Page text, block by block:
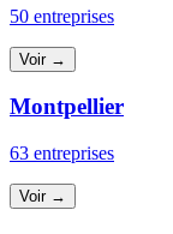
50 entreprises
Voir →
Montpellier
63 entreprises
Voir →